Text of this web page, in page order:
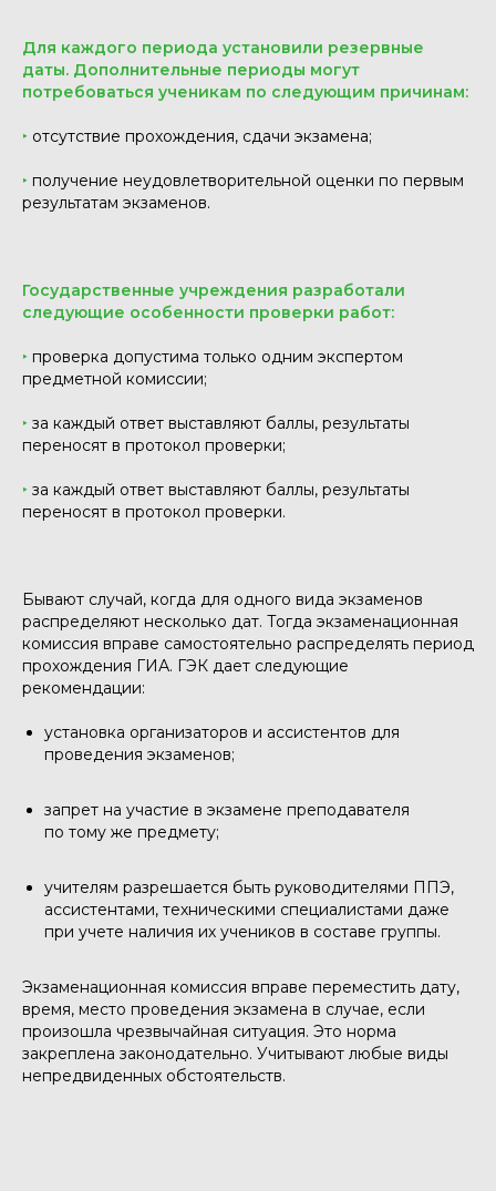
Для каждого периода установили резервные
даты. Дополнительные периоды могут
потребоваться ученикам по следующим причинам:
‣ отсутствие прохождения, сдачи экзамена;
‣ получение неудовлетворительной оценки по первым
результатам экзаменов.
Государственные учреждения разработали
следующие особенности проверки работ:
‣ проверка допустима только одним экспертом
предметной комиссии;
‣ за каждый ответ выставляют баллы, результаты
переносят в протокол проверки;
‣ за каждый ответ выставляют баллы, результаты
переносят в протокол проверки.
Бывают случай, когда для одного вида экзаменов
распределяют несколько дат. Тогда экзаменационная
комиссия вправе самостоятельно распределять период
прохождения ГИА. ГЭК дает следующие
рекомендации:
установка организаторов и ассистентов для
проведения экзаменов;
запрет на участие в экзамене преподавателя
по тому же предмету;
учителям разрешается быть руководителями ППЭ,
ассистентами, техническими специалистами даже
при учете наличия их учеников в составе группы.
Экзаменационная комиссия вправе переместить дату,
время, место проведения экзамена в случае, если
произошла чрезвычайная ситуация. Это норма
закреплена законодательно. Учитывают любые виды
непредвиденных обстоятельств.